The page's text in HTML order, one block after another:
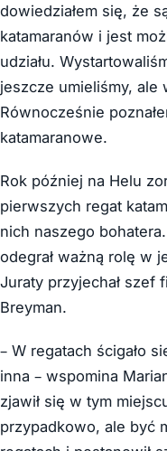
dowiedziałem się, że
katamaranów i jest
udziału.
jeszcze umieliśmy, ale
Równocześnie
katamaranowe.
Rok później na Helu
pierwszych regat
nich naszego
odegrał ważną rolę w
Juraty przyjechał szef
Breyman.
– W regatach ścigało
inna – wspomina
zjawił się w tym
przypadkowo, ale być